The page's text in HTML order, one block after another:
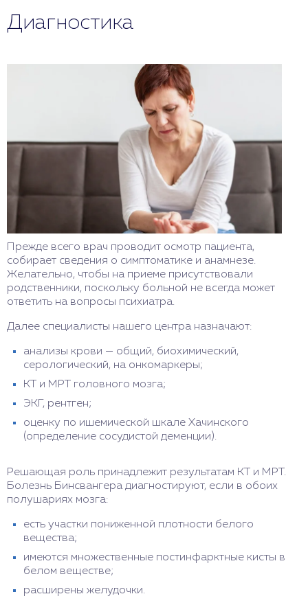
Диагностика
Прежде всего врач проводит осмотр пациента,
собирает сведения о симптоматике и анамнезе.
Желательно, чтобы на приеме присутствовали
родственники, поскольку больной не всегда может
ответить на вопросы психиатра.
Далее специалисты нашего центра назначают:
анализы крови — общий, биохимический,
серологический, на онкомаркеры;
КТ и МРТ головного мозга;
ЭКГ, рентген;
оценку по ишемической шкале Хачинского
(определение сосудистой деменции).
Решающая роль принадлежит результатам КТ и МРТ.
Болезнь Бинсвангера диагностируют, если в обоих
полушариях мозга:
есть участки пониженной плотности белого
вещества;
имеются множественные постинфарктные кисты в
белом веществе;
расширены желудочки.